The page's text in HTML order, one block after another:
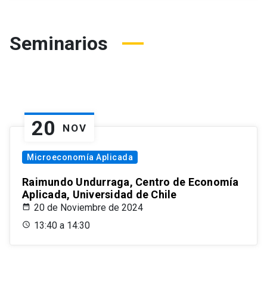
Seminarios
20 NOV
Microeconomía Aplicada
Raimundo Undurraga, Centro de Economía
Aplicada, Universidad de Chile
20 de Noviembre de 2024
13:40 a 14:30